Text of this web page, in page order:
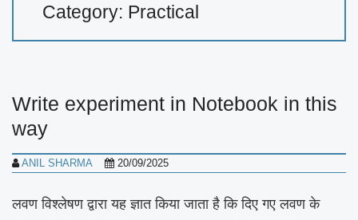
Category: Practical
Write experiment in Notebook in this
way
ANIL SHARMA 20/09/2025
लवण विश्लेषण द्वारा यह ज्ञात किया जाता है कि दिए गए लवण के